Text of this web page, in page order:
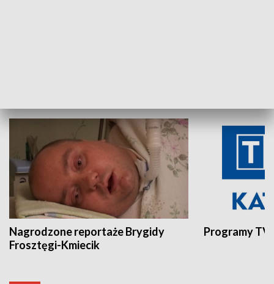
Nagrodzone reportaże Brygidy
Frosztęgi-Kmiecik
Programy